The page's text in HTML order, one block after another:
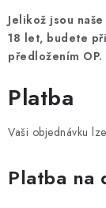
Jelikož jsou
18 let, budete
předložením OP.
Platba
Vaši objednávku
Platba na